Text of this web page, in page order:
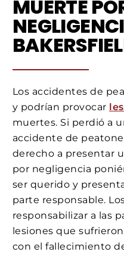
MUERTE
Los accidentes de
y podrían provocar
muertes. Si perdió a
accidente de
derecho a presentar
por negligencia
ser querido y
parte responsable.
responsabilizar a las
lesiones que
con el fallecimiento